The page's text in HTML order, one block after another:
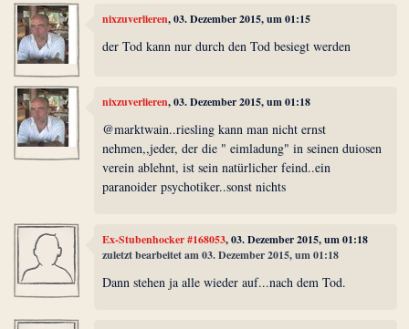
nixzuverlieren, 03. Dezember 2015, um 01:15
der Tod kann nur durch den Tod besiegt werden
nixzuverlieren, 03. Dezember 2015, um 01:18
@marktwain..riesling kann man nicht ernst
nehmen,,jeder, der die " eimladung" in seinen duiosen
verein ablehnt, ist sein natürlicher feind..ein
paranoider psychotiker..sonst nichts
Ex-Stubenhocker #168053, 03. Dezember 2015, um 01:18
zuletzt bearbeitet am 03. Dezember 2015, um 01:18
Dann stehen ja alle wieder auf...nach dem Tod.